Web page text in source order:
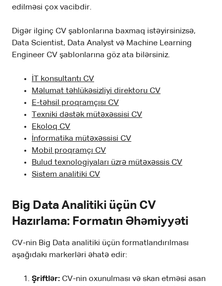
edilməsi çox vacibdir.
Digər ilginç CV şablonlarına baxmaq istəyirsinizsə,
Data Scientist, Data Analyst və Machine Learning
Engineer CV şablonlarına göz ata bilərsiniz.
İT konsultantı CV
Məlumat təhlükəsizliyi direktoru CV
E-təhsil proqramçısı CV
Texniki dəstək mütəxəssisi CV
Ekoloq CV
İnformatika mütəxəssisi CV
Mobil proqramçı CV
Bulud texnologiyaları üzrə mütəxəssis CV
Sistem analitiki CV
Big Data Analitiki üçün CV
Hazırlama: Formatın Əhəmiyyəti
CV-nin Big Data analitiki üçün formatlandırılması
aşağıdakı markerləri əhatə edir:
Şriftlər: CV-nin oxunulması və skan etməsi asan